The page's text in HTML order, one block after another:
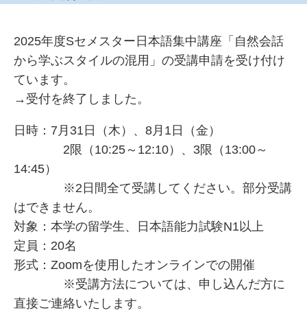
2025年度Sセメスター日本語集中講座「自然会話
から学ぶスタイルの混用」の受講申請を受け付け
ています。
→受付を終了しました。
日時：7月31日（木）、8月1日（金）
2限（10:25～12:10）、3限（13:00～
14:45）
※2日間全て受講してください。部分受講
はできません。
対象：本学の留学生、日本語能力試験N1以上
定員：20名
形式：Zoomを使用したオンラインでの開催
※受講方法については、申し込んだ方に
直接ご連絡いたします。